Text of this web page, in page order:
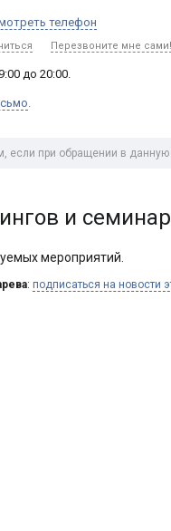
телефон
Перезвоните мне сами!
до 20:00.
.
если при обращении в
и
мероприятий.
: подписаться на новости